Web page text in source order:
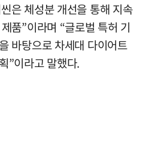
은 체성분 개선을 통해 지속
품”이라며 “글로벌 특허 기
바탕으로 차세대 다이어트
”이라고 말했다.